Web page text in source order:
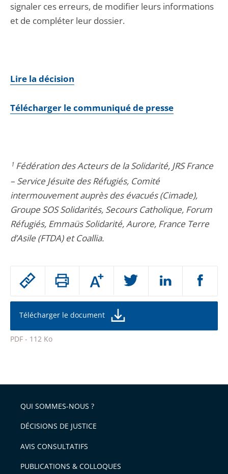
Passer
partage
de
l'article
pour
Augmenter
ou
la
de
police
Télécharger le document
PDF - 112 Ko
l'article
pour
avant
signaler ces erreurs, de modifier leurs informations
et de compléter leur dossier.
Lire la décision
Télécharger le communiqué de presse
1Fédération des Acteurs de la Solidarité, JRS France
– Service Jésuite des Réfugiés, Comité
intermouvement auprès des évacués (Cimade),
Groupe SOS Solidarités, Secours Catholique, Forum
Réfugiés, Emmaüs Solidarité, Aurore, France Terre
d’Asile (FTDA) et Coallia.
QUI SOMMES-NOUS ?
DÉCISIONS DE JUSTICE
AVIS CONSULTATIFS
PUBLICATIONS & COLLOQUES